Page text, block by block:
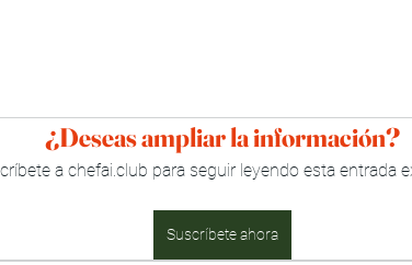
¿Deseas ampliar la información?
a chefai.club para seguir leyendo esta entrada
Suscríbete ahora